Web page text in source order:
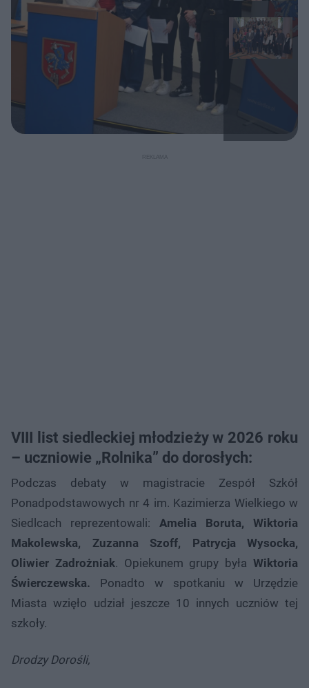
VIII list siedleckiej młodzieży w 2026 roku
– uczniowie „Rolnika” do dorosłych:
Podczas debaty w magistracie Zespół Szkół
Ponadpodstawowych nr 4 im. Kazimierza Wielkiego w
Siedlcach reprezentowali: Amelia Boruta, Wiktoria
Makolewska, Zuzanna Szoff, Patrycja Wysocka,
Oliwier Zadrożniak. Opiekunem grupy byłaWiktoria
Świerczewska. Ponadto w spotkaniu w Urzędzie
Miasta wzięło udział jeszcze 10 innych uczniów tej
szkoły.
Drodzy Dorośli,